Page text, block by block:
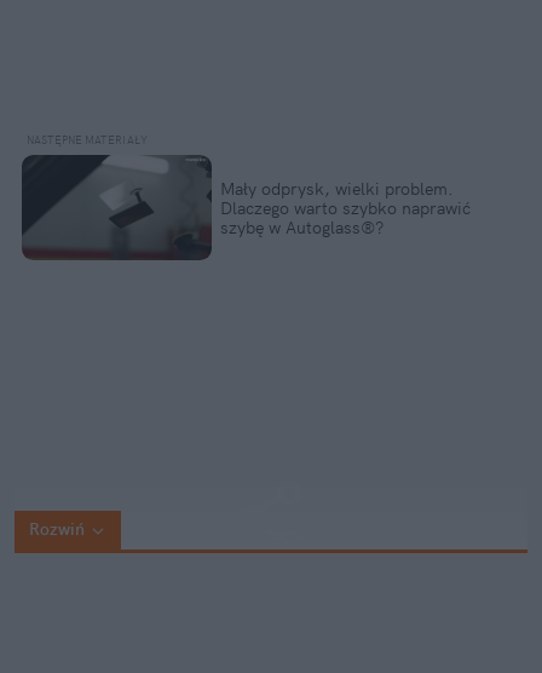
Mały odprysk, wielki problem.
Dlaczego warto szybko naprawić
szybę w Autoglass®?
Rozwiń